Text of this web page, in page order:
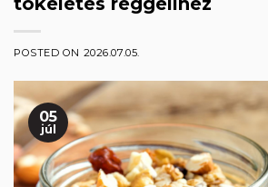
POSTED ON 2026.07.05.
05
júl